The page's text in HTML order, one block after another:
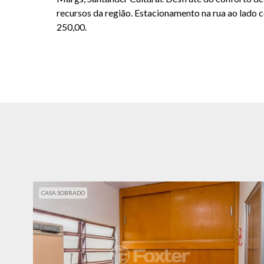
recursos da região. Estacionamento na rua ao lado
250,00.
CASA SOBRADO